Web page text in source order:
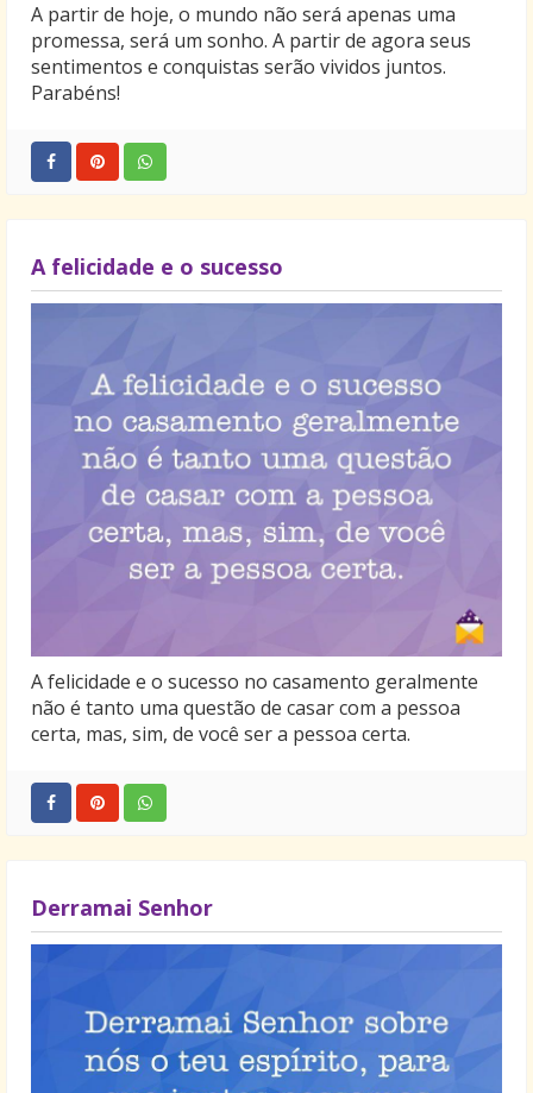
A partir de hoje, o mundo não será apenas uma
promessa, será um sonho. A partir de agora seus
sentimentos e conquistas serão vividos juntos.
Parabéns!
A felicidade e o sucesso
A felicidade e o sucesso no casamento geralmente
não é tanto uma questão de casar com a pessoa
certa, mas, sim, de você ser a pessoa certa.
Derramai Senhor